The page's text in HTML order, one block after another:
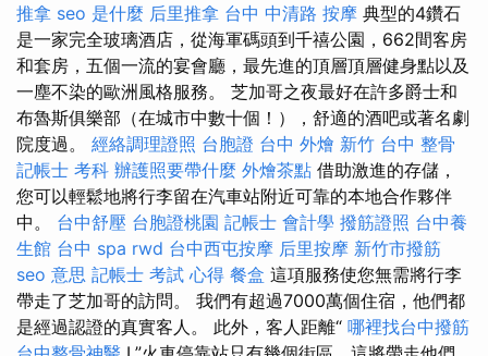
推拿 seo 是什麼 后里推拿 台中 中清路 按摩 典型的4鑽石
是一家完全玻璃酒店，從海軍碼頭到千禧公園，662間客房
和套房，五個一流的宴會廳，最先進的頂層頂層健身點以及
一塵不染的歐洲風格服務。 芝加哥之夜最好在許多爵士和
布魯斯俱樂部（在城市中數十個！），舒適的酒吧或著名劇
院度過。 經絡調理證照 台胞證 台中 外燴 新竹 台中 整骨
記帳士 考科 辦護照要帶什麼 外燴茶點 借助激進的存儲，
您可以輕鬆地將行李留在汽車站附近可靠的本地合作夥伴
中。 台中舒壓 台胞證桃園 記帳士 會計學 撥筋證照 台中養
生館 台中 spa rwd 台中西屯按摩 后里按摩 新竹市撥筋
seo 意思 記帳士 考試 心得 餐盒 這項服務使您無需將行李
帶走了芝加哥的訪問。 我們有超過7000萬個住宿，他們都
是經過認證的真實客人。 此外，客人距離“ 哪裡找台中撥筋